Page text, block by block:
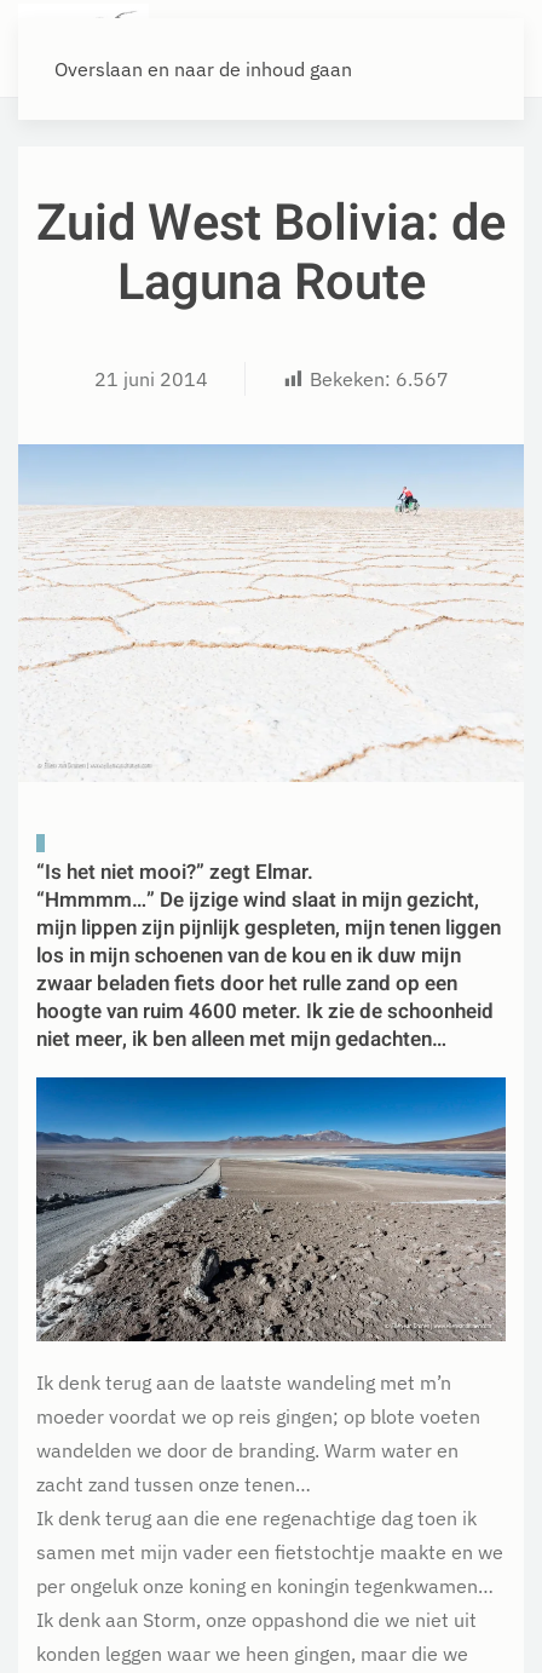
Overslaan en naar de inhoud gaan
Zuid West Bolivia: de
Laguna Route
21 juni 2014 Bekeken: 6.567
“Is het niet mooi?” zegt Elmar.
“Hmmmm…” De ijzige wind slaat in mijn gezicht,
mijn lippen zijn pijnlijk gespleten, mijn tenen liggen
los in mijn schoenen van de kou en ik duw mijn
zwaar beladen fiets door het rulle zand op een
hoogte van ruim 4600 meter. Ik zie de schoonheid
niet meer, ik ben alleen met mijn gedachten…
Ik denk terug aan de laatste wandeling met m’n
moeder voordat we op reis gingen; op blote voeten
wandelden we door de branding. Warm water en
zacht zand tussen onze tenen…
Ik denk terug aan die ene regenachtige dag toen ik
samen met mijn vader een fietstochtje maakte en we
per ongeluk onze koning en koningin tegenkwamen…
Ik denk aan Storm, onze oppashond die we niet uit
konden leggen waar we heen gingen, maar die we